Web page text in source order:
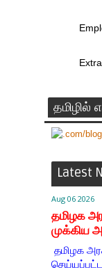
தமிழில்
Latest
Aug 06 2026
தமிழக
முக்கிய
தமிழக